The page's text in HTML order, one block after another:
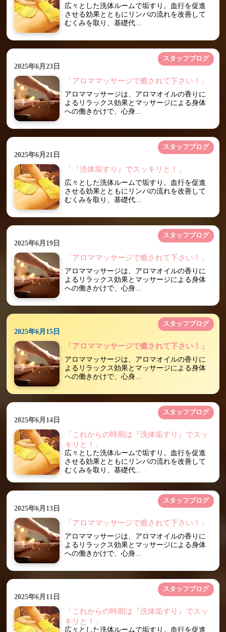
広々とした洗体ルームで垢すり。血行を促進
させる効果とともにリンパの流れを改善して
むくみを取り、基礎代...
2025年6月23日
スタッフブログ
「アロママッサージで癒されて下さい！」
アロママッサージは、アロマオイルの香りに
よるリラックス効果とマッサージによる身体
への働きかけで、心身...
2025年6月21日
スタッフブログ
「『洗体垢すり』でスッキリと！」
広々とした洗体ルームで垢すり。血行を促進
させる効果とともにリンパの流れを改善して
むくみを取り、基礎代...
2025年6月19日
スタッフブログ
「アロママッサージで癒されて下さい！」
アロママッサージは、アロマオイルの香りに
よるリラックス効果とマッサージによる身体
への働きかけで、心身...
2025年6月15日
スタッフブログ
「アロママッサージで癒されて下さい！」
アロママッサージは、アロマオイルの香りに
よるリラックス効果とマッサージによる身体
への働きかけで、心身...
2025年6月14日
スタッフブログ
「これからの時期は『洗体垢すり』でスッ
キリと！」
広々とした洗体ルームで垢すり。血行を促進
させる効果とともにリンパの流れを改善して
むくみを取り、基礎代...
2025年6月13日
スタッフブログ
「アロママッサージで癒されて下さい！」
アロママッサージは、アロマオイルの香りに
よるリラックス効果とマッサージによる身体
への働きかけで、心身...
2025年6月11日
スタッフブログ
「これからの時期は『洗体垢すり』でスッ
キリと！」
広々とした洗体ルームで垢すり。血行を促進